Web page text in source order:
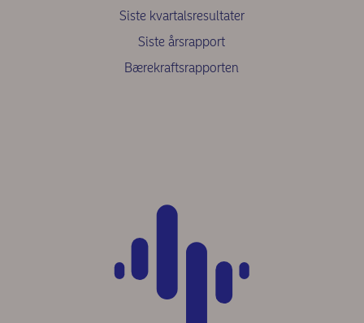
Siste kvartalsresultater
Siste årsrapport
Bærekraftsrapporten